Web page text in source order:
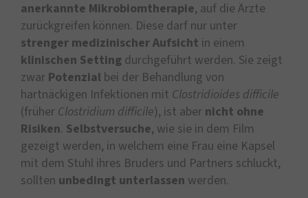
anerkannte Mikrobiomtherapie, auf die Ärzte
zurückgreifen können. Diese darf nur unter
strenger medizinischer Aufsicht in einem
klinischen Setting durchgeführt werden. Sie zeigt
zwar Potenzial bei der Behandlung von
hartnäckigen Infektionen mit Clostridioides difficile
(früher Clostridium difficile), ist aber nicht ohne
Risiken. Selbstversuche, wie sie in dem Film
gezeigt werden, in welchem eine Frau eine Kapsel
mit dem Stuhl ihres Bruders und Partners schluckt,
sollten unbedingt unterlassen werden.